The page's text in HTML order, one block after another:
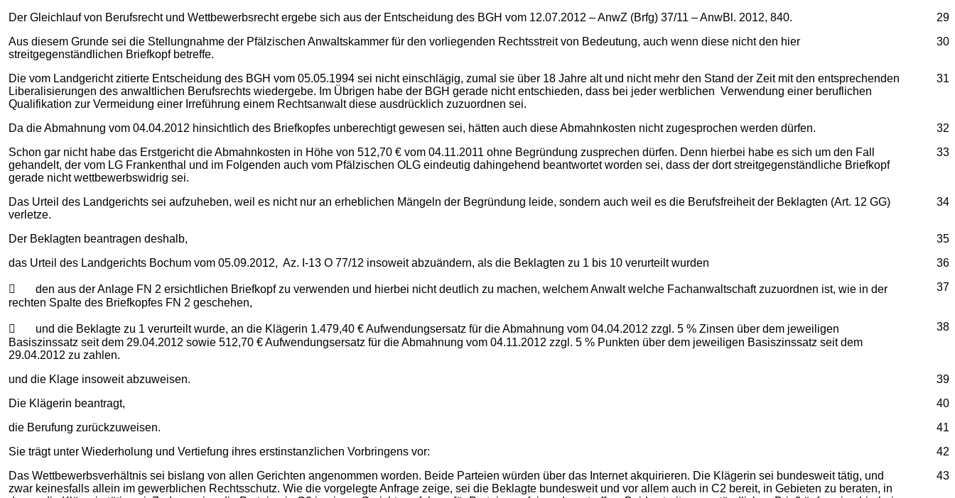
29
Der Gleichlauf von Berufsrecht und Wettbewerbsrecht ergebe sich aus der Entscheidung des BGH vom 12.07.2012 – AnwZ (Brfg) 37/11 – AnwBl. 2012, 840.
30
Aus diesem Grunde sei die Stellungnahme der Pfälzischen Anwaltskammer für den vorliegenden Rechtsstreit von Bedeutung, auch wenn diese nicht den hier
streitgegenständlichen Briefkopf betreffe.
31
Die vom Landgericht zitierte Entscheidung des BGH vom 05.05.1994 sei nicht einschlägig, zumal sie über 18 Jahre alt und nicht mehr den Stand der Zeit mit den entsprechenden
Liberalisierungen des anwaltlichen Berufsrechts wiedergebe. Im Übrigen habe der BGH gerade nicht entschieden, dass bei jeder werblichen Verwendung einer beruflichen
Qualifikation zur Vermeidung einer Irreführung einem Rechtsanwalt diese ausdrücklich zuzuordnen sei.
32
Da die Abmahnung vom 04.04.2012 hinsichtlich des Briefkopfes unberechtigt gewesen sei, hätten auch diese Abmahnkosten nicht zugesprochen werden dürfen.
33
Schon gar nicht habe das Erstgericht die Abmahnkosten in Höhe von 512,70 € vom 04.11.2011 ohne Begründung zusprechen dürfen. Denn hierbei habe es sich um den Fall
gehandelt, der vom LG Frankenthal und im Folgenden auch vom Pfälzischen OLG eindeutig dahingehend beantwortet worden sei, dass der dort streitgegenständliche Briefkopf
gerade nicht wettbewerbswidrig sei.
34
Das Urteil des Landgerichts sei aufzuheben, weil es nicht nur an erheblichen Mängeln der Begründung leide, sondern auch weil es die Berufsfreiheit der Beklagten (Art. 12 GG)
verletze.
35
Der Beklagten beantragen deshalb,
36
das Urteil des Landgerichts Bochum vom 05.09.2012, Az. I-13 O 77/12 insoweit abzuändern, als die Beklagten zu 1 bis 10 verurteilt wurden
37
 den aus der Anlage FN 2 ersichtlichen Briefkopf zu verwenden und hierbei nicht deutlich zu machen, welchem Anwalt welche Fachanwaltschaft zuzuordnen ist, wie in der
rechten Spalte des Briefkopfes FN 2 geschehen,
38
 und die Beklagte zu 1 verurteilt wurde, an die Klägerin 1.479,40 € Aufwendungsersatz für die Abmahnung vom 04.04.2012 zzgl. 5 % Zinsen über dem jeweiligen
Basiszinssatz seit dem 29.04.2012 sowie 512,70 € Aufwendungsersatz für die Abmahnung vom 04.11.2012 zzgl. 5 % Punkten über dem jeweiligen Basiszinssatz seit dem
29.04.2012 zu zahlen.
39
und die Klage insoweit abzuweisen.
40
Die Klägerin beantragt,
41
die Berufung zurückzuweisen.
42
Sie trägt unter Wiederholung und Vertiefung ihres erstinstanzlichen Vorbringens vor:
43
Das Wettbewerbsverhältnis sei bislang von allen Gerichten angenommen worden. Beide Parteien würden über das Internet akquirieren. Die Klägerin sei bundesweit tätig, und
zwar keinesfalls allein im gewerblichen Rechtsschutz. Wie die vorgelegte Anfrage zeige, sei die Beklagte bundesweit und vor allem auch in C2 bereit, in Gebieten zu beraten, in